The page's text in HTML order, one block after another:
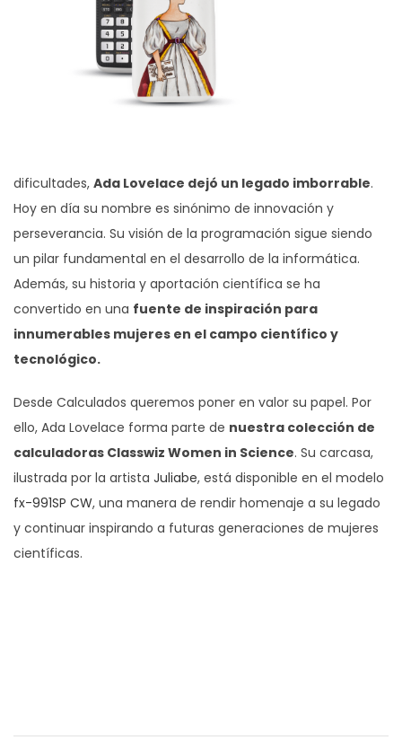
dificultades, Ada Lovelace dejó un legado imborrable.
Hoy en día su nombre es sinónimo de innovación y
perseverancia. Su visión de la programación sigue siendo
un pilar fundamental en el desarrollo de la informática.
Además, su historia y aportación científica se ha
convertido en una fuente de inspiración para
innumerables mujeres en el campo científico y
tecnológico.
Desde Calculados queremos poner en valor su papel. Por
ello, Ada Lovelace forma parte de nuestra colección de
calculadoras Classwiz Women in Science. Su carcasa,
ilustrada por la artista Juliabe, está disponible en el modelo
fx-991SP CW, una manera de rendir homenaje a su legado
y continuar inspirando a futuras generaciones de mujeres
científicas.